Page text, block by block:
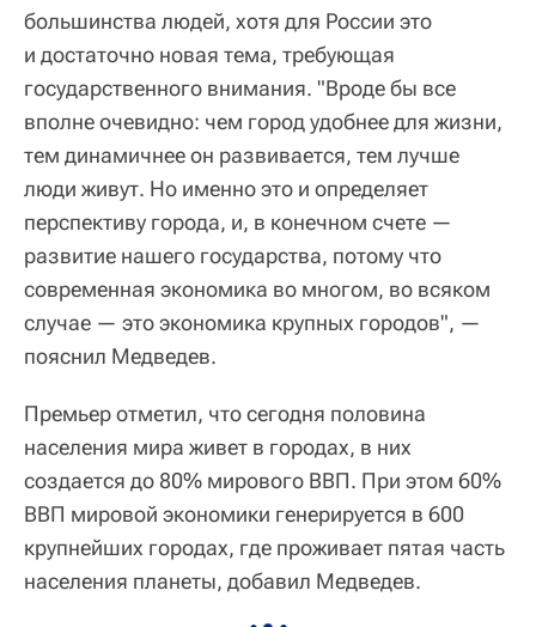
большинства людей, хотя для России это
и достаточно новая тема, требующая
государственного внимания. "Вроде бы все
вполне очевидно: чем город удобнее для жизни,
тем динамичнее он развивается, тем лучше
люди живут. Но именно это и определяет
перспективу города, и, в конечном счете —
развитие нашего государства, потому что
современная экономика во многом, во всяком
случае — это экономика крупных городов", —
пояснил Медведев.
Премьер отметил, что сегодня половина
населения мира живет в городах, в них
создается до 80% мирового ВВП. При этом 60%
ВВП мировой экономики генерируется в 600
крупнейших городах, где проживает пятая часть
населения планеты, добавил Медведев.